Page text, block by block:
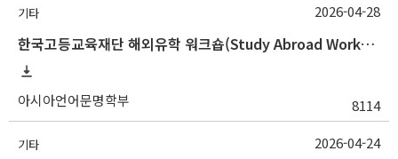
기타
한국고등교육재단 해외유학 워크숍(Study Abroad Workshop) 참여자 모집 안내
아시아언어문명학부 8114
2026-04-28
기타 2026-04-24